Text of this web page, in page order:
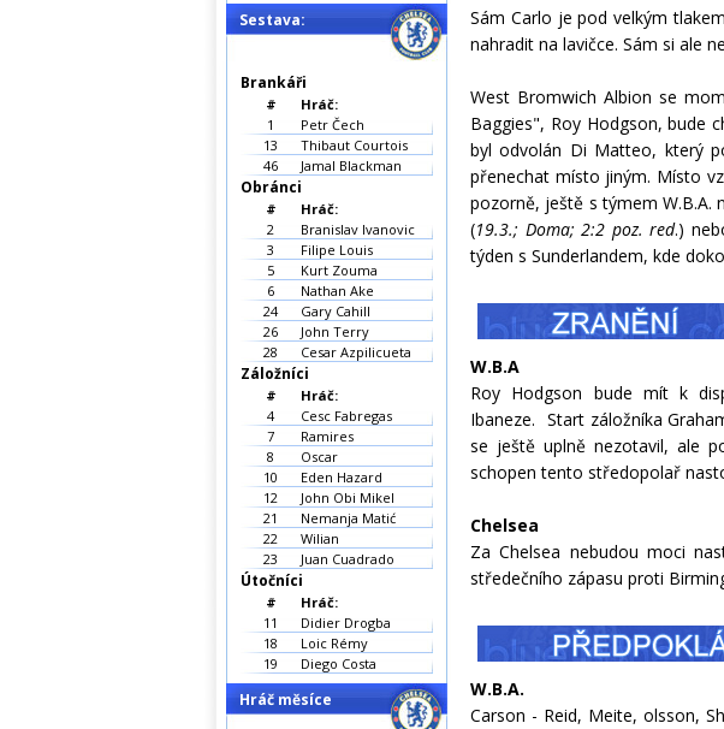
Sám Carlo je pod velkým
nahradit na lavičce. Sám si ale
West Bromwich Albion se
Baggies", Roy Hodgson, bude
byl odvolán Di Matteo, který
přenechat místo jiným. Místo
pozorně, ještě s týmem W.B.A.
(19.3.; Doma; 2:2 poz. red.)
týden s Sunderlandem, kde
W.B.A
Roy Hodgson bude mít k
Ibaneze. Start záložníka
se ještě uplně nezotavil, ale
schopen tento středopolař
Chelsea
Za Chelsea nebudou moci
středečního zápasu proti
W.B.A.
Carson - Reid, Meite, olsson,
Sestava:
Brankáři
#
Hráč:
1
Petr Čech
13
Thibaut Courtois
46
Jamal Blackman
Obránci
#
Hráč:
2
Branislav Ivanovic
3
Filipe Louis
5
Kurt Zouma
6
Nathan Ake
24
Gary Cahill
26
John Terry
28
Cesar Azpilicueta
Záložníci
#
Hráč:
4
Cesc Fabregas
7
Ramires
8
Oscar
10
Eden Hazard
12
John Obi Mikel
21
Nemanja Matić
22
Wilian
23
Juan Cuadrado
Útočníci
#
Hráč:
11
Didier Drogba
18
Loic Rémy
19
Diego Costa
Hráč měsíce